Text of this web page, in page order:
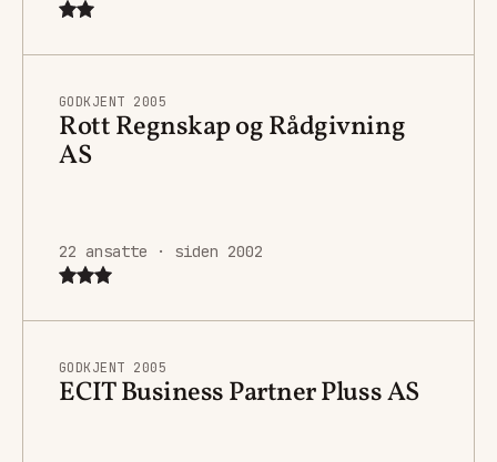
GODKJENT 2005
Rott Regnskap og Rådgivning
AS
22 ansatte · siden 2002
GODKJENT 2005
ECIT Business Partner Pluss AS